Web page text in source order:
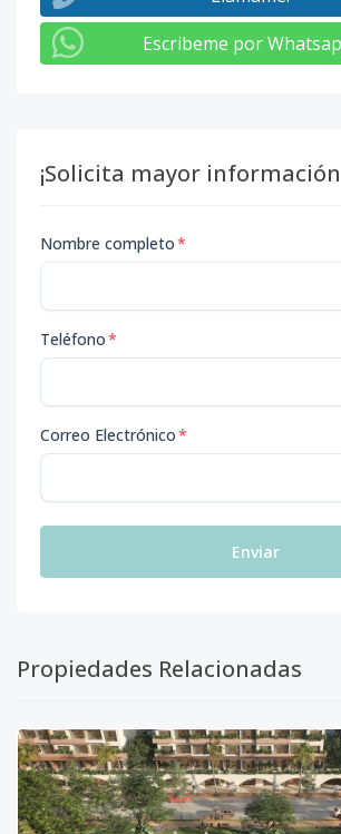
Escribeme por
¡Solicita mayor información
Nombre completo*
Teléfono*
Correo Electrónico*
Enviar
Propiedades Relacionadas